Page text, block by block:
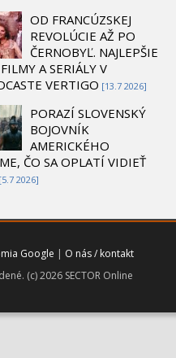
OD FRANCÚZSKEJ
REVOLÚCIE AŽ PO
ČERNOBYĽ. NAJLEPŠIE
A SERIÁLY V
VERTIGO [13.7 2026]
PORAZÍ SLOVENSKÝ
BOJOVNÍK
AMERICKÉHO
ČO SA OPLATÍ VIDIEŤ
[5.7 2026]
Google | O nás / kontakt
(c) 2026 SECTOR Online